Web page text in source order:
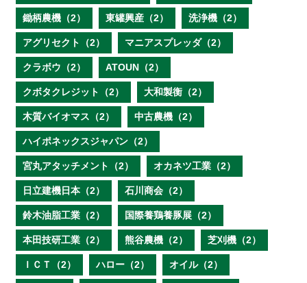
鋤柄農機（2） 東罐興産（2） 洗浄機（2）
アグリセクト（2） マニアスプレッダ（2）
クラボウ（2） ATOUN（2）
クボタクレジット（2） 大和製衡（2）
木質バイオマス（2） 中古農機（2）
ハイポネックスジャパン（2）
宮丸アタッチメント（2） オカネツ工業（2）
日立建機日本（2） 石川商会（2）
鈴木油脂工業（2） 国際養鶏養豚展（2）
本田技研工業（2） 熊谷農機（2） 芝刈機（2）
ＩＣＴ（2） ハロー（2） オイル（2）